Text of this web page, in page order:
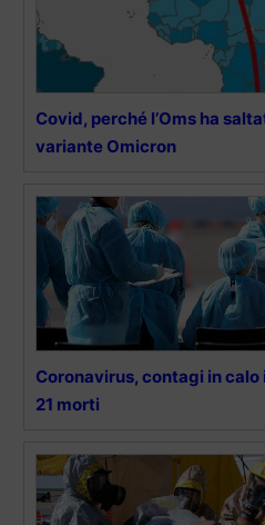
Covid, perché l’Oms ha
variante Omicron
Coronavirus, contagi in
21 morti